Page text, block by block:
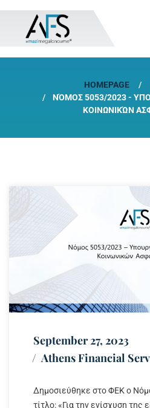
HOMEPAGE
ΝΌΜΟΣ 5053/2023 -
ΚΟΙΝΩΝΙΚΏΝ
September 27, 2023
Athens Financial
Δημοσιεύθηκε στο ΦΕΚ ο
τίτλο: «Για την ενίσχυση της